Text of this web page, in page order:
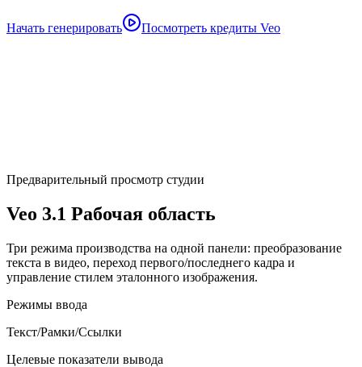
Начать генерировать Посмотреть кредиты Veo
Предварительный просмотр студии
Veo 3.1 Рабочая область
Три режима производства на одной панели: преобразование
текста в видео, переход первого/последнего кадра и
управление стилем эталонного изображения.
Режимы ввода
Текст/Рамки/Ссылки
Целевые показатели вывода